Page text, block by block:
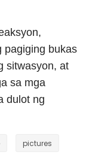
pagiging bukas
sitwasyon, at
sa mga
dulot ng
pictures